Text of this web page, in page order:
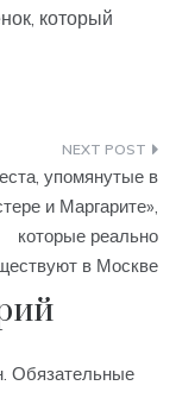
который
упомянутые в
и Маргарите»,
которые реально
в Москве
Обязательные